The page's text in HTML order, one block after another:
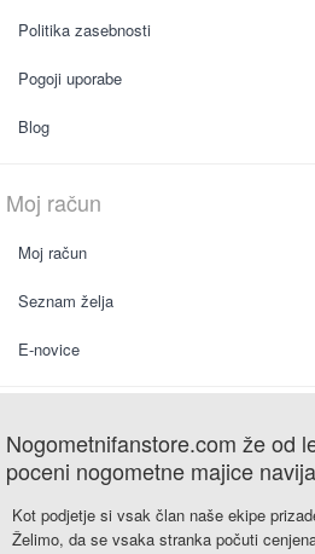
Politika zasebnosti
Pogoji uporabe
Blog
Moj račun
Moj račun
Seznam želja
E-novice
Nogometnifanstore.com že od
poceni nogometne majice
Kot podjetje si vsak član naše ekipe
Želimo, da se vsaka stranka počuti